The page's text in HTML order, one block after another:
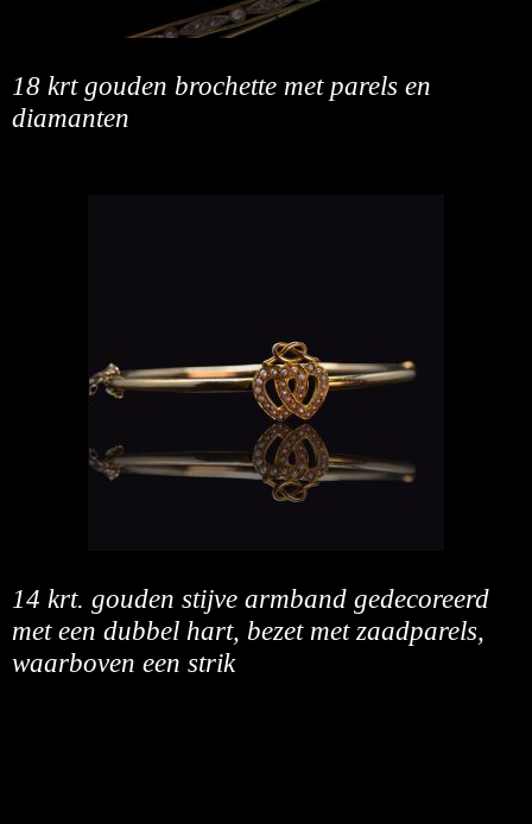
18 krt gouden brochette met parels en
diamanten
14 krt. gouden stijve armband gedecoreerd
met een dubbel hart, bezet met zaadparels,
waarboven een strik